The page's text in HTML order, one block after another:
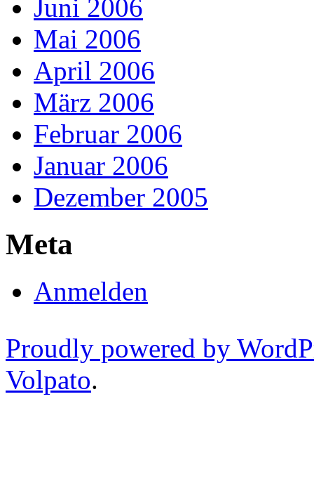
Juni 2006
Mai 2006
April 2006
März 2006
Februar 2006
Januar 2006
Dezember 2005
Meta
Anmelden
Proudly powered by
Volpato.